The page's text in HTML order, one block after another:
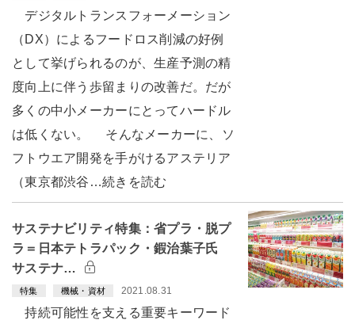
デジタルトランスフォーメーション
（DX）によるフードロス削減の好例
として挙げられるのが、生産予測の精
度向上に伴う歩留まりの改善だ。だが
多くの中小メーカーにとってハードル
は低くない。 そんなメーカーに、ソ
フトウエア開発を手がけるアステリア
（東京都渋谷…続きを読む
サステナビリティ特集：省プラ・脱プ
ラ＝日本テトラパック・鍜治葉子氏
サステナ…
特集 機械・資材 2021.08.31
持続可能性を支える重要キーワード